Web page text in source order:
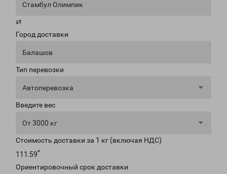
Стамбул Олимпик
⇄
Город доставки
Балашов
Тип перевозки
Автоперевозка
Введите вес
От 3000 кг
Стоимость доставки за 1 кг (включая НДС)
111.59*
Ориентировочный срок доставки